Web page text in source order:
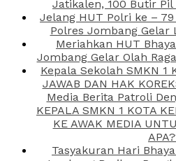
Jatikalen, 100 Butir
Jelang HUT Polri ke –
Polres Jombang Gelar
Meriahkan HUT
Jombang Gelar Olah
Kepala Sekolah SMKN 1
JAWAB DAN HAK
Media Berita Patroli
KEPALA SMKN 1 KOTA
KE AWAK MEDIA
Tasyakuran Hari